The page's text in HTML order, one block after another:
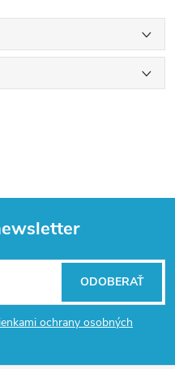
ochrany osobných
ODOBERAŤ